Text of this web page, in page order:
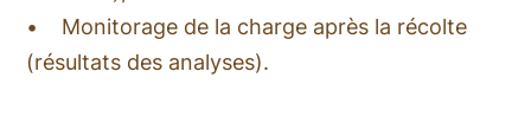
• Monitorage de la charge après la récolte
(résultats des analyses).